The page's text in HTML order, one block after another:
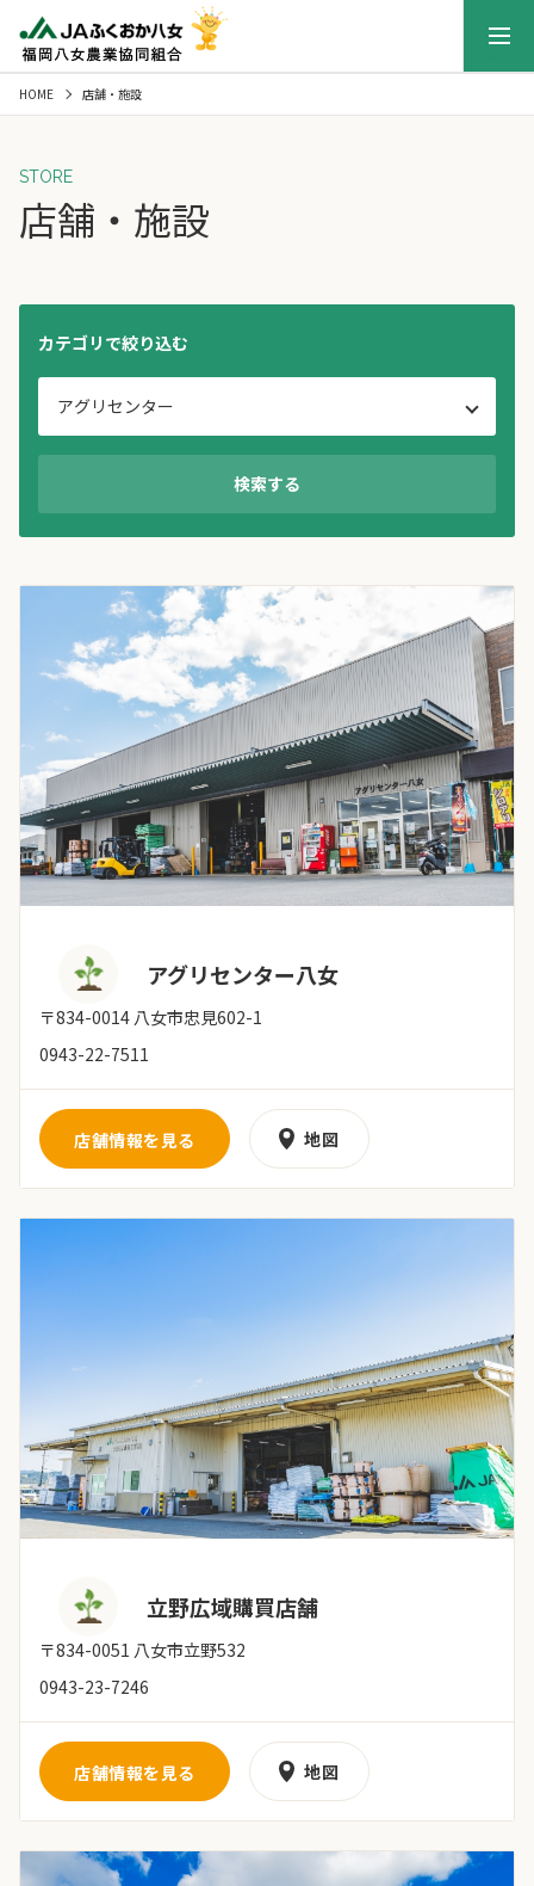
HOME 店舗・施設
STORE
店舗・施設
カテゴリで絞り込む
検索する
アグリセンター八女
〒834-0014 八女市忠見602-1
0943-22-7511
店舗情報を見る 地図
立野広域購買店舗
〒834-0051 八女市立野532
0943-23-7246
店舗情報を見る 地図